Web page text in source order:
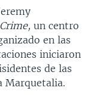
un centro
en las
iniciaron
de las
Marquetalia.